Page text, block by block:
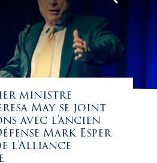
ministre
May se joint
avec l’ancien
Mark Esper
l’Alliance